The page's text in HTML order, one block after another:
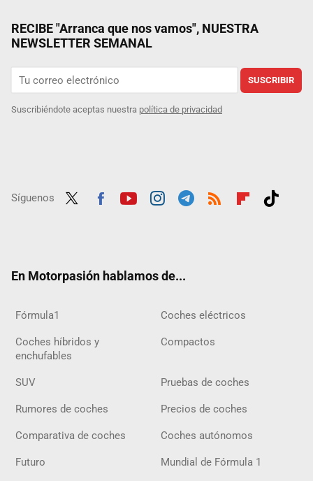
RECIBE "Arranca que nos vamos", NUESTRA
NEWSLETTER SEMANAL
SUSCRIBIR
Suscribiéndote aceptas nuestra política de privacidad
Síguenos
En Motorpasión hablamos de...
Fórmula1 Coches eléctricos
Coches híbridos y
enchufables
Compactos
SUV Pruebas de coches
Rumores de coches Precios de coches
Comparativa de coches Coches autónomos
Futuro Mundial de Fórmula 1